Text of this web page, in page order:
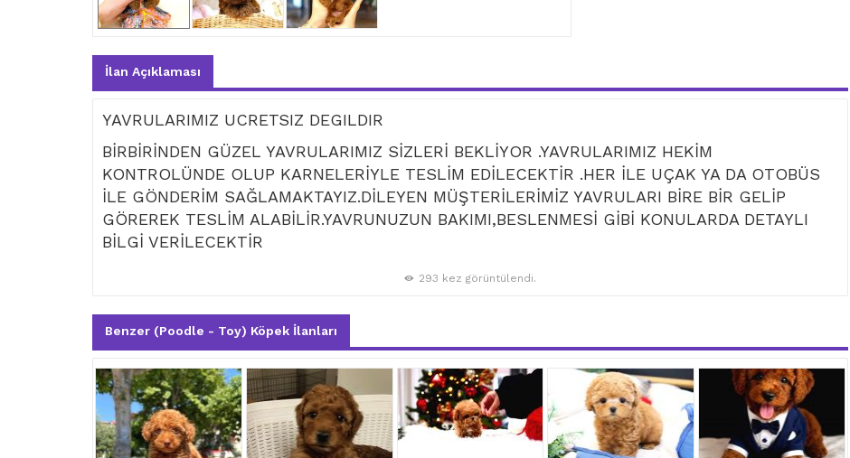
İlan Açıklaması
YAVRULARIMIZ UCRETSIZ DEGILDIR
BİRBİRİNDEN GÜZEL YAVRULARIMIZ SİZLERİ BEKLİYOR .YAVRULARIMIZ HEKİM
KONTROLÜNDE OLUP KARNELERİYLE TESLİM EDİLECEKTİR .HER İLE UÇAK YA DA OTOBÜS
İLE GÖNDERİM SAĞLAMAKTAYIZ.DİLEYEN MÜŞTERİLERİMİZ YAVRULARI BİRE BİR GELİP
GÖREREK TESLİM ALABİLİR.YAVRUNUZUN BAKIMI,BESLENMESİ GİBİ KONULARDA DETAYLI
BİLGİ VERİLECEKTİR
293 kez görüntülendi.
Benzer (Poodle - Toy) Köpek İlanları